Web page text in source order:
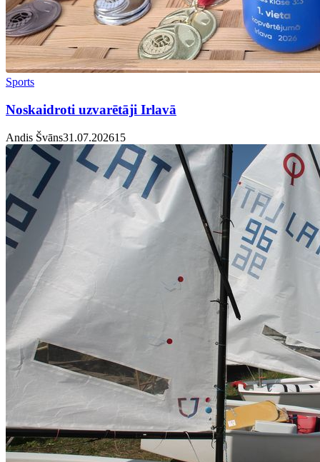
Sports
Noskaidroti uzvarētāji Irlavā
Andis Švāns31.07.20261 5